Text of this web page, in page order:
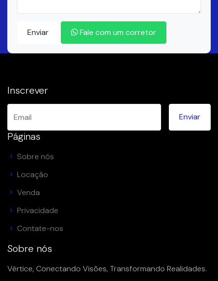
Enviar Fale com um corretor
Inscrever
Páginas
Sobre nós
Locação
Venda
Privacidade
Contate-nos
Sobre nós
Vértice, Conectando Visões, Transformando Realidades.